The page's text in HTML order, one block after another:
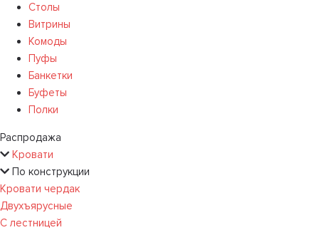
Столы
Витрины
Комоды
Пуфы
Банкетки
Буфеты
Полки
Распродажа
Кровати
По конструкции
Кровати чердак
Двухъярусные
С лестницей